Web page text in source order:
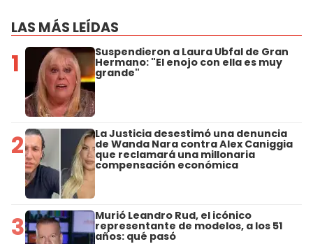
LAS MÁS LEÍDAS
1 Suspendieron a Laura Ubfal de Gran
Hermano: "El enojo con ella es muy
grande"
2 La Justicia desestimó una denuncia
de Wanda Nara contra Alex Caniggia
que reclamará una millonaria
compensación económica
3 Murió Leandro Rud, el icónico
representante de modelos, a los 51
años: qué pasó